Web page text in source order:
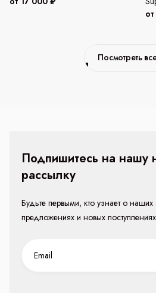
Посмотреть
Подпишитесь на нашу
рассылку
Будьте первыми, кто узнает о
предложениях и новых поступлениях